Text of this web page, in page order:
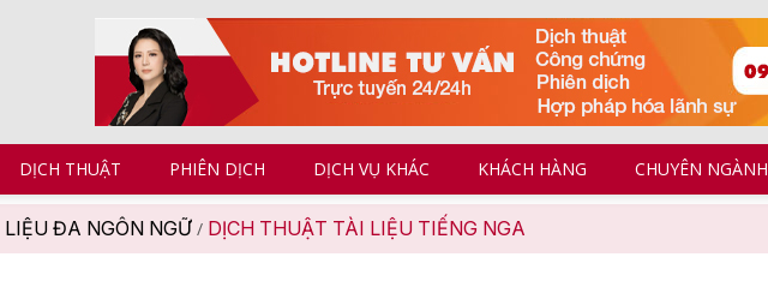
DỊCH THUẬT PHIÊN DỊCH DỊCH VỤ KHÁC KHÁCH HÀNG CHUYÊN NGÀNH
ĐA NGÔN NGỮ / DỊCH THUẬT TÀI LIỆU TIẾNG NGA